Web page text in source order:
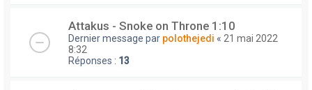
Attakus - Snoke on Throne 1:10
Dernier message par polothejedi « 21 mai 2022
8:32
Réponses : 13